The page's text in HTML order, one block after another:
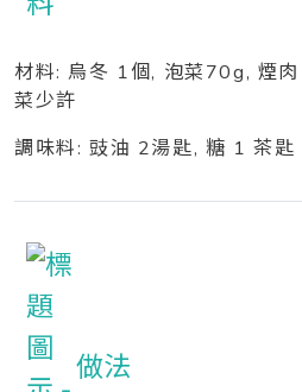
材料: 烏冬 1個, 泡菜70g, 煙
菜少許
調味料: 豉油 2湯匙, 糖 1 茶匙
做法